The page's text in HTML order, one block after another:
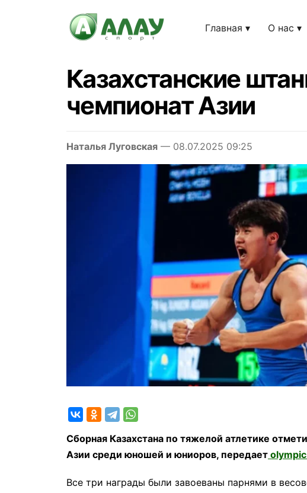
Главная О нас
Казахстанские
чемпионат Азии
Наталья Луговская — 08.07.2025 09:25
Сборная Казахстана по тяжелой атлетике
Азии среди юношей и юниоров, передает
Все три награды были завоеваны парнями в